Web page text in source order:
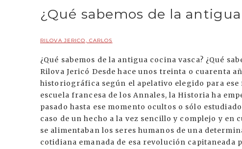
¿Qué sabemos de la
RILOVA JERICO, CARLOS
¿Qué sabemos de la antigua cocina vasca? ¿Qué
Rilova Jericó Desde hace unos treinta o cuarenta
historiográfica según el apelativo elegido para
escuela francesa de los Annales, la Historia ha
pasado hasta ese momento ocultos o sólo
caso de un hecho a la vez sencillo y complejo y en
se alimentaban los seres humanos de una
cotidiana emanada de esa revolución capitaneada